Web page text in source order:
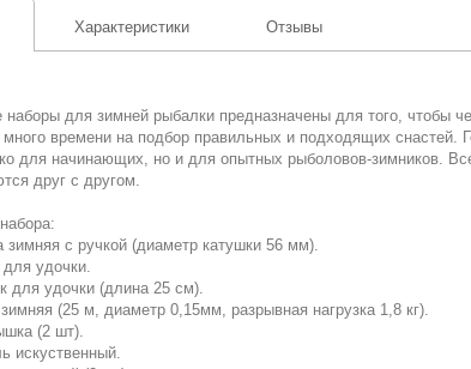
Характеристики Отзывы
наборы для зимней рыбалки предназначены для того, чтобы
много времени на подбор правильных и подходящих
для начинающих, но и для опытных рыболовов-зимников.
друг с другом.
зимняя с ручкой (диаметр катушки 56 мм).
удочки.
для удочки (длина 25 см).
(25 м, диаметр 0,15мм, разрывная нагрузка 1,8 кг).
(2 шт).
искуственный.